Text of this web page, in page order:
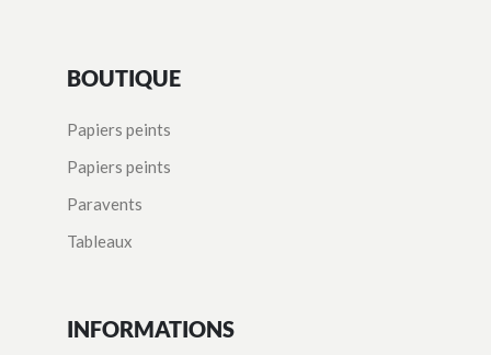
BOUTIQUE
Papiers peints
Papiers peints
Paravents
Tableaux
INFORMATIONS